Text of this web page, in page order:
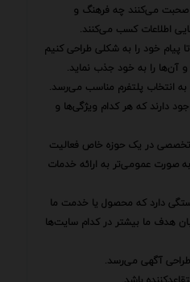
صحبت می‌کنند چه فرهنگ و
اطلاعات کسب می‌کنند.
خود را به شکلی طراحی کنیم
و آن‌ها را به خود جذب نماید.
انتخاب پلتفرم مناسب می‌رسد.
دارند که هر کدام ویژگی‌ها و
در یک حوزه خاص فعالیت
صورت عمومی‌تر به ارائه خدمات
دارد که محصول یا خدمت ما
هدف ما بیشتر در کدام سایت‌ها
آگهی می‌رسد.